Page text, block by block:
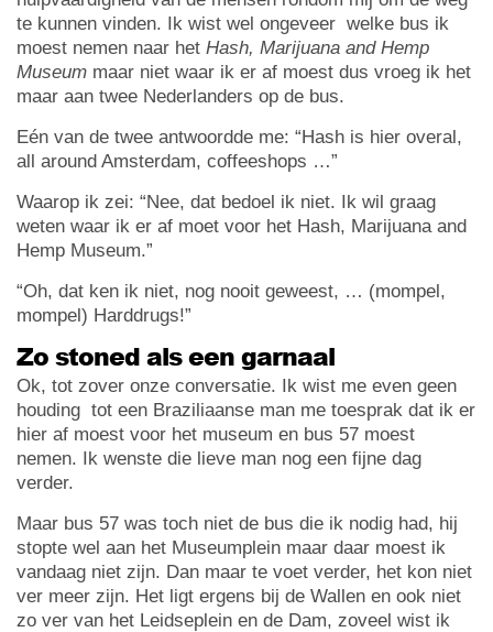
te kunnen vinden. Ik wist wel ongeveer welke bus ik
moest nemen naar het Hash, Marijuana and Hemp
Museum maar niet waar ik er af moest dus vroeg ik het
maar aan twee Nederlanders op de bus.
Eén van de twee antwoordde me: “Hash is hier overal,
all around Amsterdam, coffeeshops …”
Waarop ik zei: “Nee, dat bedoel ik niet. Ik wil graag
weten waar ik er af moet voor het Hash, Marijuana and
Hemp Museum.”
“Oh, dat ken ik niet, nog nooit geweest, … (mompel,
mompel) Harddrugs!”
Zo stoned als een garnaal
Ok, tot zover onze conversatie. Ik wist me even geen
houding tot een Braziliaanse man me toesprak dat ik er
hier af moest voor het museum en bus 57 moest
nemen. Ik wenste die lieve man nog een fijne dag
verder.
Maar bus 57 was toch niet de bus die ik nodig had, hij
stopte wel aan het Museumplein maar daar moest ik
vandaag niet zijn. Dan maar te voet verder, het kon niet
ver meer zijn. Het ligt ergens bij de Wallen en ook niet
zo ver van het Leidseplein en de Dam, zoveel wist ik